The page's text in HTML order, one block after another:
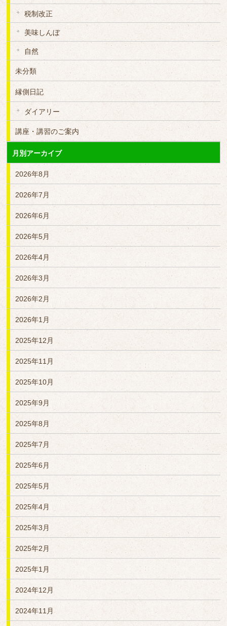
税制改正
美味しんぼ
自然
未分類
縁側日記
ダイアリー
講座・講習のご案内
月別アーカイブ
2026年8月
2026年7月
2026年6月
2026年5月
2026年4月
2026年3月
2026年2月
2026年1月
2025年12月
2025年11月
2025年10月
2025年9月
2025年8月
2025年7月
2025年6月
2025年5月
2025年4月
2025年3月
2025年2月
2025年1月
2024年12月
2024年11月